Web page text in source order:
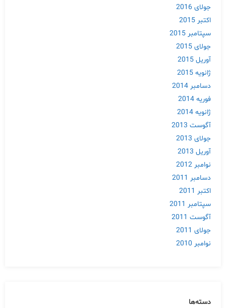
جولای 2016
اکتبر 2015
سپتامبر 2015
جولای 2015
آوریل 2015
ژانویه 2015
دسامبر 2014
فوریه 2014
ژانویه 2014
آگوست 2013
جولای 2013
آوریل 2013
نوامبر 2012
دسامبر 2011
اکتبر 2011
سپتامبر 2011
آگوست 2011
جولای 2011
نوامبر 2010
دسته‌ها